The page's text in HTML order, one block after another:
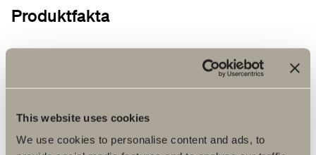
This website uses cookies
We use cookies to personalise content and ads, to
Produktfakta